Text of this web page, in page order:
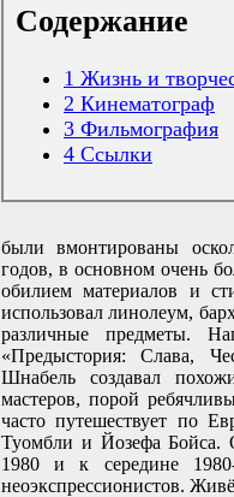
Содержание
1 Жизнь и
2 Кинематограф
3 Фильмография
4 Ссылки
были вмонтированы
годов, в основном очень
обилием материалов и
использовал линолеум,
различные предметы.
«Предыстория: Слава,
Шнабель создавал
мастеров, порой
часто путешествует по
Туомбли и Йозефа Бойса.
1980 и к середине
неоэкспрессионистов.